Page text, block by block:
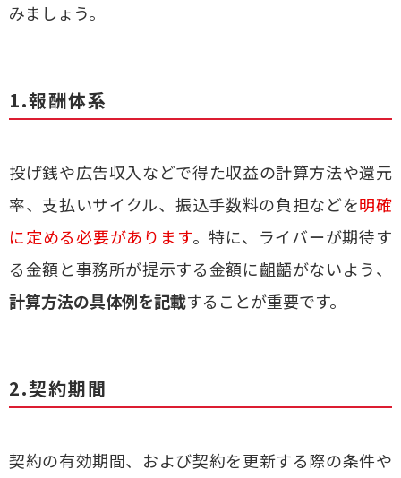
みましょう。
1.報酬体系
投げ銭や広告収入などで得た収益の計算方法や還元
率、支払いサイクル、振込手数料の負担などを明確
に定める必要があります。特に、ライバーが期待す
る金額と事務所が提示する金額に齟齬がないよう、
計算方法の具体例を記載することが重要です。
2.契約期間
契約の有効期間、および契約を更新する際の条件や